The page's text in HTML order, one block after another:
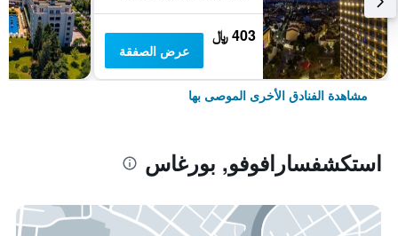
403 ﷼
عرض الصفقة
مشاهدة الفنادق الأخرى الموصى بها
استكشفسارافوفو, بورغاس